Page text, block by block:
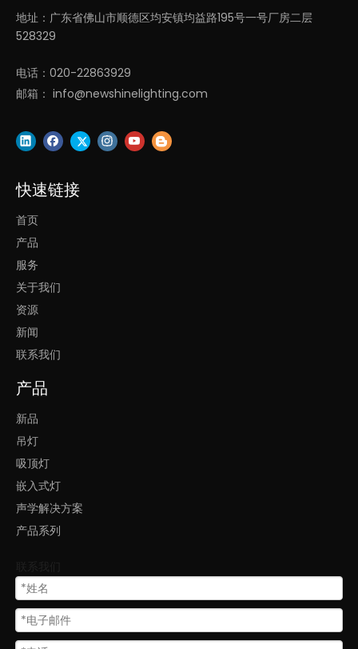
为什么选择我们？
售团队从事照明行业超过20年。
实验室经过严格的合格/测试。我们根据应用进行耐热测试、高温
测试、开关灯测试、电流测试、老化测试、称重测试、包装跌落测
试等。
3. 提供建筑照明解决方案,一小时内快速报价, 2-4周交货！
家庭壁装吸顶灯框灯线条灯
照明吸顶灯框灯线条灯
led学校用壁装框灯线条灯
顶灯壁装吸顶框灯线条灯
会议室吸顶灯壁装框灯线条灯
LED线性灯
LED上下发光壁灯
壁装线性灯具
地址：广东省佛山市顺德区均安镇均益路195号一号厂房二层
528329
电话：020-22863929
邮箱： info@newshinelighting.com
快速链接
首页
产品
服务
关于我们
资源
新闻
联系我们
产品
新品
吊灯
吸顶灯
嵌入式灯
声学解决方案
产品系列